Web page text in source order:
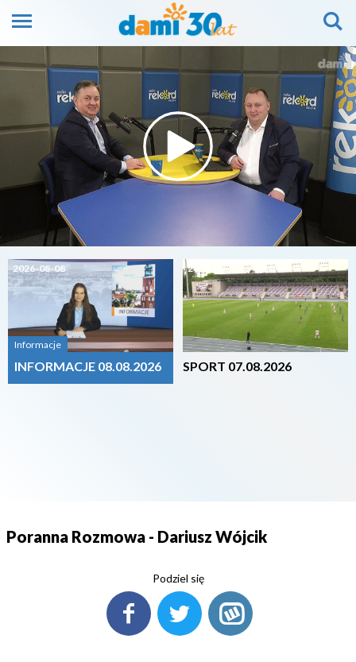
2026-08-08
Informacje
INFORMACJE 08.08.2026
2026-08-07
SPORT 07.08.2026
Poranna Rozmowa - Dariusz Wójcik
Podziel się